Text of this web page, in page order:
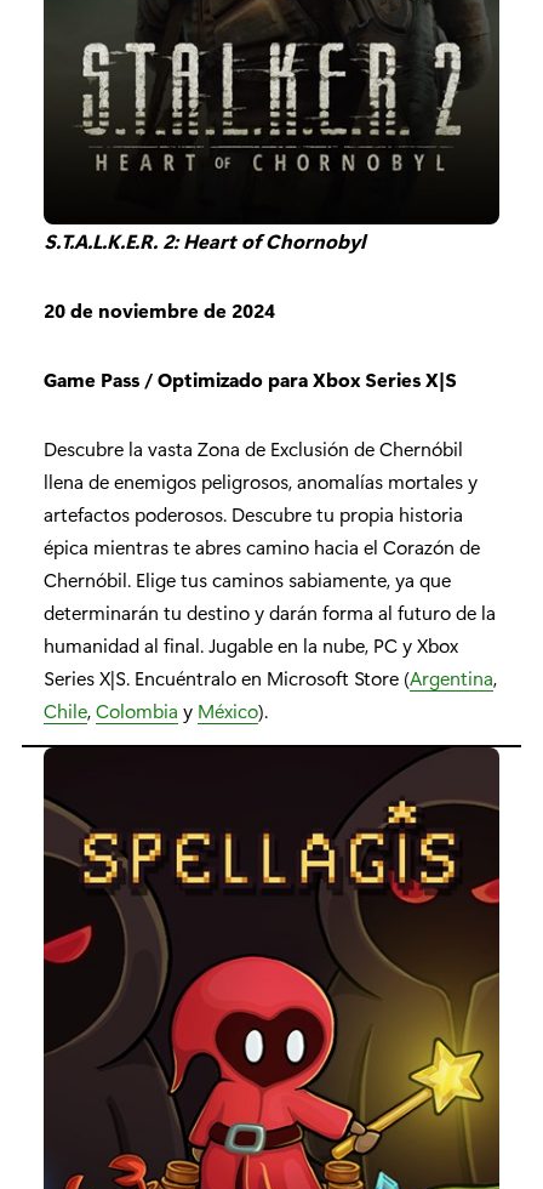
S.T.A.L.K.E.R. 2: Heart of Chornobyl
20 de noviembre de 2024
Game Pass / Optimizado para Xbox Series X|S
Descubre la vasta Zona de Exclusión de Chernóbil
llena de enemigos peligrosos, anomalías mortales y
artefactos poderosos. Descubre tu propia historia
épica mientras te abres camino hacia el Corazón de
Chernóbil. Elige tus caminos sabiamente, ya que
determinarán tu destino y darán forma al futuro de la
humanidad al final. Jugable en la nube, PC y Xbox
Series X|S. Encuéntralo en Microsoft Store (Argentina,
Chile,Colombia y México).